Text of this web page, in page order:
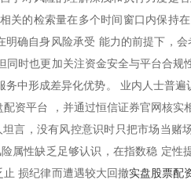
关的检索量在多个时间窗口内保持
确自身风险承受 能力的前提下，
时也更加关注资金安全与平台合规
中形成差异化优势。 业内人士普遍
资平台 ，并通过恒信证券官网核实
言，没有风控意识时只把市场当赌
属性缺乏足够认识，在指数稳 定性
损纪律而遭遇较大回撤实盘股票配